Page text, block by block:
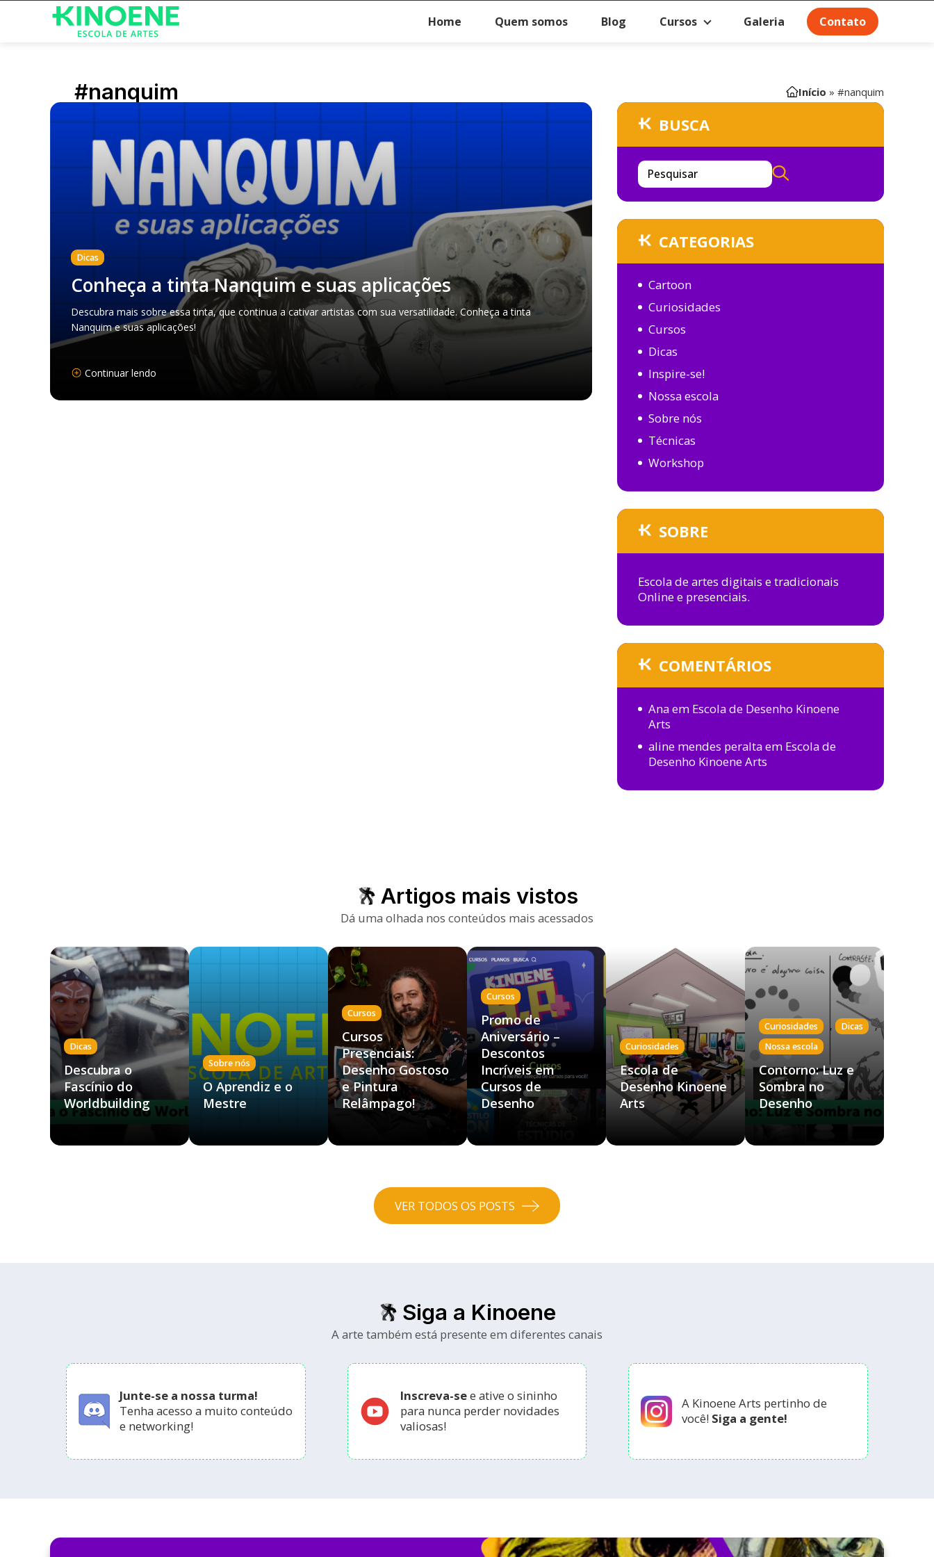
Home Quem somos Blog Cursos Galeria Contato
#nanquim Início » #nanquim
Dicas
Conheça a tinta Nanquim e suas aplicações
Descubra mais sobre essa tinta, que continua a cativar artistas com sua versatilidade. Conheça a tinta
Nanquim e suas aplicações!
Continuar lendo
BUSCA
Pesquisar
CATEGORIAS
Cartoon
Curiosidades
Cursos
Dicas
Inspire-se!
Nossa escola
Sobre nós
Técnicas
Workshop
SOBRE
Escola de artes digitais e tradicionais
Online e presenciais.
COMENTÁRIOS
Anaem Escola de Desenho Kinoene
Arts
aline mendes peraltaem Escola de
Desenho Kinoene Arts
Artigos mais vistos
Dá uma olhada nos conteúdos mais acessados
Dicas
Descubra o
Fascínio do
Worldbuilding
Sobre nós
O Aprendiz e o
Mestre
Cursos
Cursos
Presenciais:
Desenho Gostoso
e Pintura
Relâmpago!
Cursos
Promo de
Aniversário –
Descontos
Incríveis em
Cursos de
Desenho
Curiosidades
Escola de
Desenho Kinoene
Arts
Curiosidades , Dicas ,
Nossa escola
Contorno: Luz e
Sombra no
Desenho
VER TODOS OS POSTS
Siga a Kinoene
A arte também está presente em diferentes canais
Junte-se a nossa turma!
Tenha acesso a muito conteúdo
e networking!
Inscreva-see ative o sininho
para nunca perder novidades
valiosas!
A Kinoene Arts pertinho de
você! Siga a gente!